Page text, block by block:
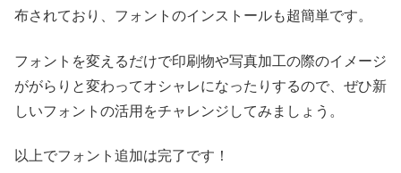
布されており、フォントのインストールも超簡単です。
フォントを変えるだけで印刷物や写真加工の際のイメージ
ががらりと変わってオシャレになったりするので、ぜひ新
しいフォントの活用をチャレンジしてみましょう。
以上でフォント追加は完了です！